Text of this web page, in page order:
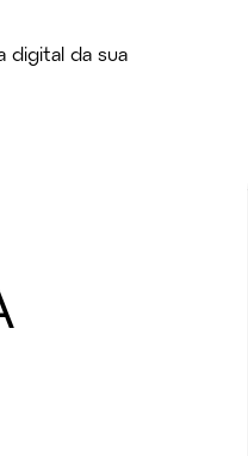
digital da sua